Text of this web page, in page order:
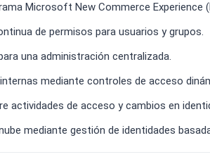
Microsoft New Commerce Experience
de permisos para usuarios y grupos.
una administración centralizada.
mediante controles de acceso
actividades de acceso y cambios en
mediante gestión de identidades